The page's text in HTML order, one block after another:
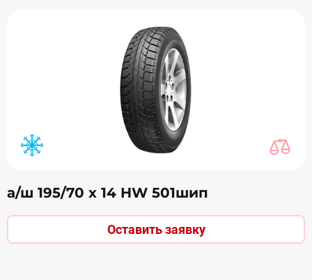
а/ш 195/70 х 14 HW 501шип
Оставить заявку